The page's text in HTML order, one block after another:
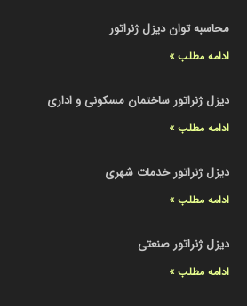
محاسبه توان دیزل ژنراتور
ادامه مطلب »
دیزل ژنراتور ساختمان مسکونی و اداری
ادامه مطلب »
دیزل ژنراتور خدمات شهری
ادامه مطلب »
دیزل ژنراتور صنعتی
ادامه مطلب »